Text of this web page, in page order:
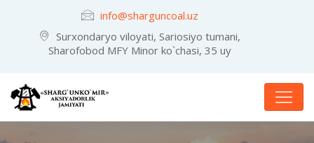
info@sharguncoal.uz
Surxondaryo viloyati, Sariosiyo tumani,
Sharofobod MFY Minor ko`chasi, 35 uy